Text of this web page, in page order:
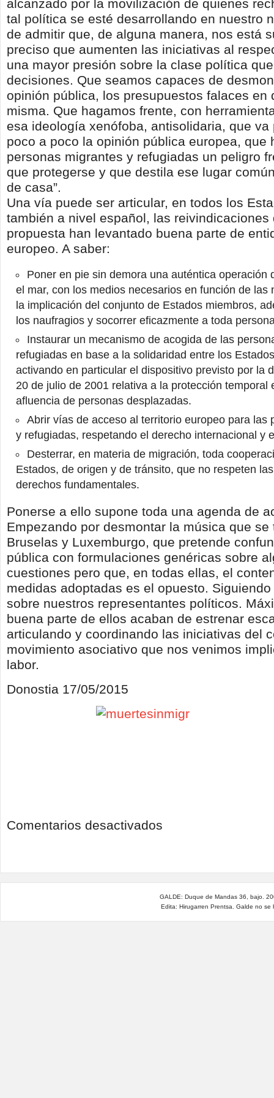
alcanzado por la movilización de quienes
tal política se esté desarrollando en nuestro
de admitir que, de alguna manera, nos está
preciso que aumenten las iniciativas al
una mayor presión sobre la clase política
decisiones. Que seamos capaces de
opinión pública, los presupuestos falaces en
misma. Que hagamos frente, con
esa ideología xenófoba, antisolidaria, que va
poco a poco la opinión pública europea, que
personas migrantes y refugiadas un peligro
que protegerse y que destila ese lugar
de casa”.
Una vía puede ser articular, en todos los
también a nivel español, las reivindicaciones
propuesta han levantado buena parte de
europeo. A saber:
Poner en pie sin demora una auténtica operación
el mar, con los medios necesarios en función de las
la implicación del conjunto de Estados miembros,
los naufragios y socorrer eficazmente a toda
Instaurar un mecanismo de acogida de las
refugiadas en base a la solidaridad entre los
activando en particular el dispositivo previsto por la
20 de julio de 2001 relativa a la protección temporal
afluencia de personas desplazadas.
Abrir vías de acceso al territorio europeo para las
y refugiadas, respetando el derecho internacional y
Desterrar, en materia de migración, toda
Estados, de origen y de tránsito, que no respeten
derechos fundamentales.
Ponerse a ello supone toda una agenda de
Empezando por desmontar la música que se
Bruselas y Luxemburgo, que pretende
pública con formulaciones genéricas sobre
cuestiones pero que, en todas ellas, el
medidas adoptadas es el opuesto.
sobre nuestros representantes políticos.
buena parte de ellos acaban de estrenar
articulando y coordinando las iniciativas del
movimiento asociativo que nos venimos
labor.
Donostia 17/05/2015
Comentarios desactivados
contra
migrantes
refugiados?
GALDE: Duque de Mandas 36, bajo.
Edita: Hirugarren Prentsa. Galde no